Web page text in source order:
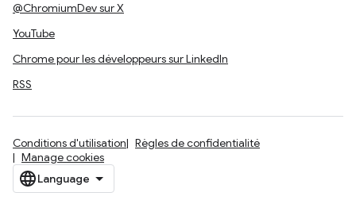
@ChromiumDev sur X
YouTube
Chrome pour les développeurs sur LinkedIn
RSS
Conditions d'utilisation
Règles de confidentialité
Manage cookies